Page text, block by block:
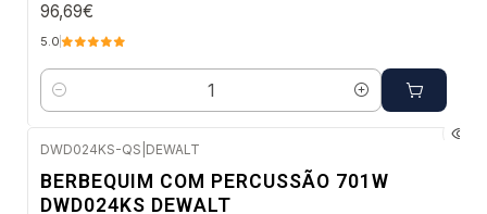
96,69€
5.0
Quantidade
DWD024KS-QS DEWALT
BERBEQUIM COM PERCUSSÃO 701W
DWD024KS DEWALT